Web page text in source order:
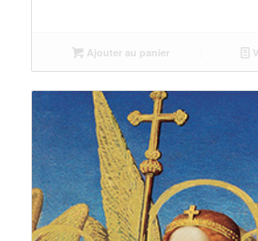
Ajouter au panier